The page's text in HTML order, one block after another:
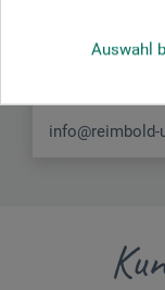
Auswahl
51149 Köln